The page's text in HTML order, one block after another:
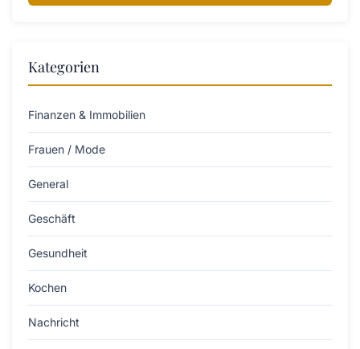
Kategorien
Finanzen & Immobilien
Frauen / Mode
General
Geschäft
Gesundheit
Kochen
Nachricht